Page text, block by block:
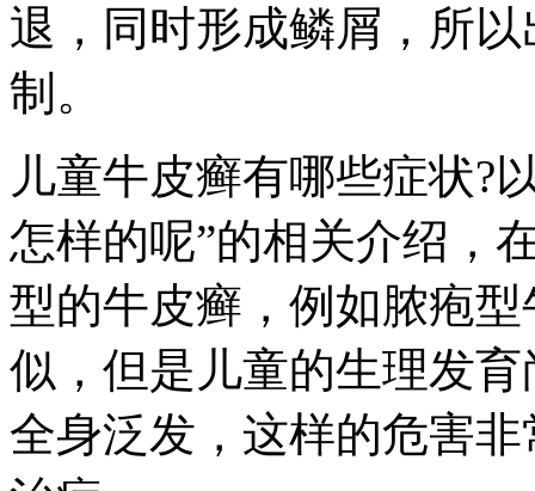
退，同时形成鳞屑，所
制。
儿童牛皮癣有哪些症状?
怎样的呢”的相关介绍，
型的牛皮癣，例如脓疱
似，但是儿童的生理发
全身泛发，这样的危害